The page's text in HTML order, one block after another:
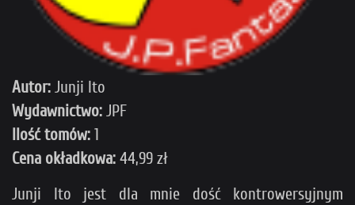
Autor: Junji Ito
Wydawnictwo: JPF
Ilość tomów: 1
Cena okładkowa: 44,99 zł
Junji Ito jest dla mnie dość kontrowersyjnym